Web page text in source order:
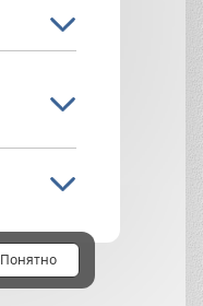
Понятно